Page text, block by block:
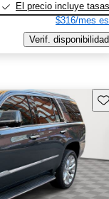
El precio incluye tasas
$316/mes
Verif. disponibilidad